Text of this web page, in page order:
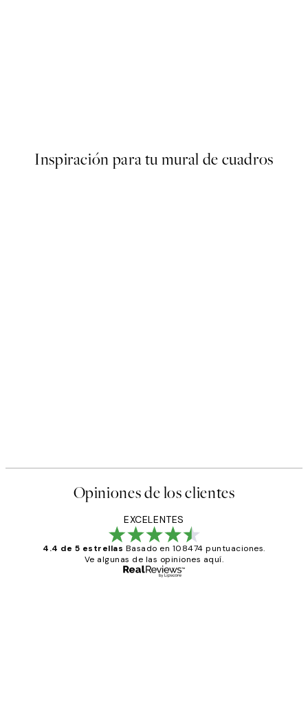
Inspiración para tu mural de cuadros
Opiniones de los clientes
EXCELENTES
4.4 de 5 estrellas Basado en 108474 puntuaciones.
Ve algunas de las opiniones aquí.